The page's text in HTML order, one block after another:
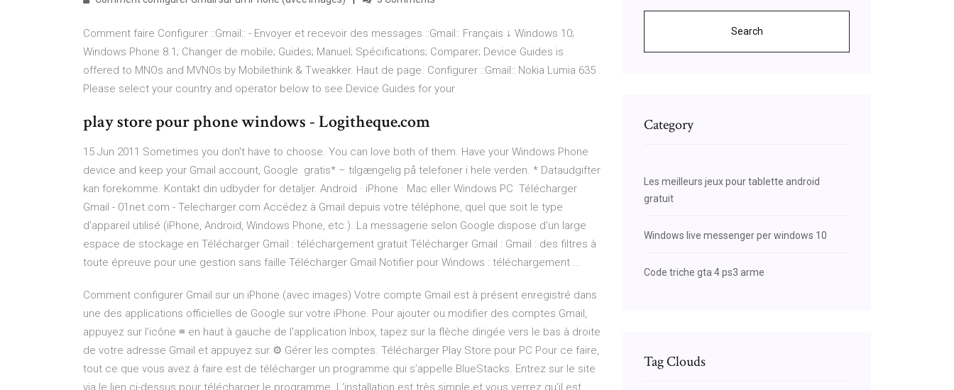
Comment faire Configurer ::Gmail:: - Envoyer et recevoir des messages ::Gmail:: Français ↓ Windows 10;
Windows Phone 8.1; Changer de mobile; Guides; Manuel; Spécifications; Comparer; Device Guides is
offered to MNOs and MVNOs by Mobilethink & Tweakker. Haut de page. Configurer ::Gmail:: Nokia Lumia 635 .
Please select your country and operator below to see Device Guides for your
play store pour phone windows - Logitheque.com
15 Jun 2011 Sometimes you don't have to choose. You can love both of them. Have your Windows Phone
device and keep your Gmail account, Google gratis* – tilgængelig på telefoner i hele verden. * Dataudgifter
kan forekomme. Kontakt din udbyder for detaljer. Android · iPhone · Mac eller Windows PC Télécharger
Gmail - 01net.com - Telecharger.com Accédez à Gmail depuis votre téléphone, quel que soit le type
d'appareil utilisé (iPhone, Android, Windows Phone, etc.). La messagerie selon Google dispose d'un large
espace de stockage en Télécharger Gmail : téléchargement gratuit Télécharger Gmail : Gmail : des filtres à
toute épreuve pour une gestion sans faille Télécharger Gmail Notifier pour Windows : téléchargement ...
Comment configurer Gmail sur un iPhone (avec images) Votre compte Gmail est à présent enregistré dans
une des applications officielles de Google sur votre iPhone. Pour ajouter ou modifier des comptes Gmail,
appuyez sur l’icône ≡ en haut à gauche de l'application Inbox, tapez sur la flèche dirigée vers le bas à droite
de votre adresse Gmail et appuyez sur ⚙️ Gérer les comptes. Télécharger Play Store pour PC Pour ce faire,
tout ce que vous avez à faire est de télécharger un programme qui s’appelle BlueStacks. Entrez sur le site
via le lien ci-dessus pour télécharger le programme. L’installation est très simple et vous verrez qu’il est
Search
Category
Les meilleurs jeux pour tablette android
gratuit
Windows live messenger per windows 10
Code triche gta 4 ps3 arme
Tag Clouds